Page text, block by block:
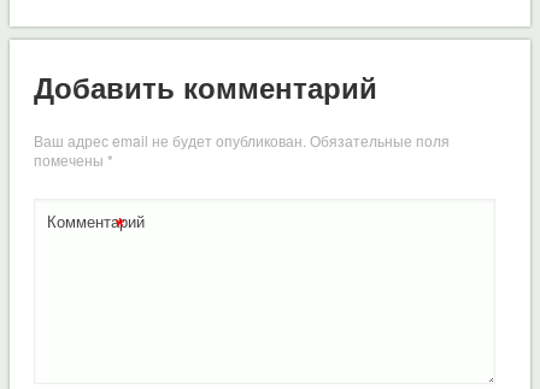
Добавить комментарий
Ваш адрес email не будет опубликован.Обязательные поля
помечены *
Комментарий
*